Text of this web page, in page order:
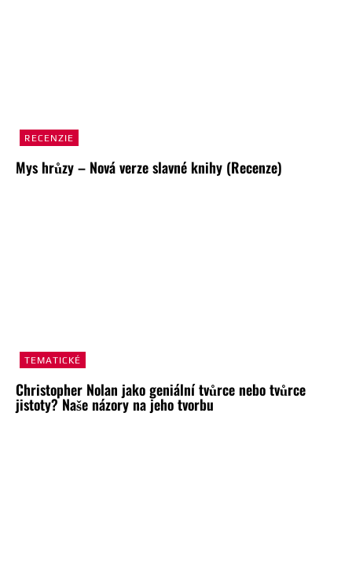
RECENZIE
Mys hrůzy – Nová verze slavné knihy (Recenze)
TEMATICKÉ
Christopher Nolan jako geniální tvůrce nebo tvůrce
jistoty? Naše názory na jeho tvorbu